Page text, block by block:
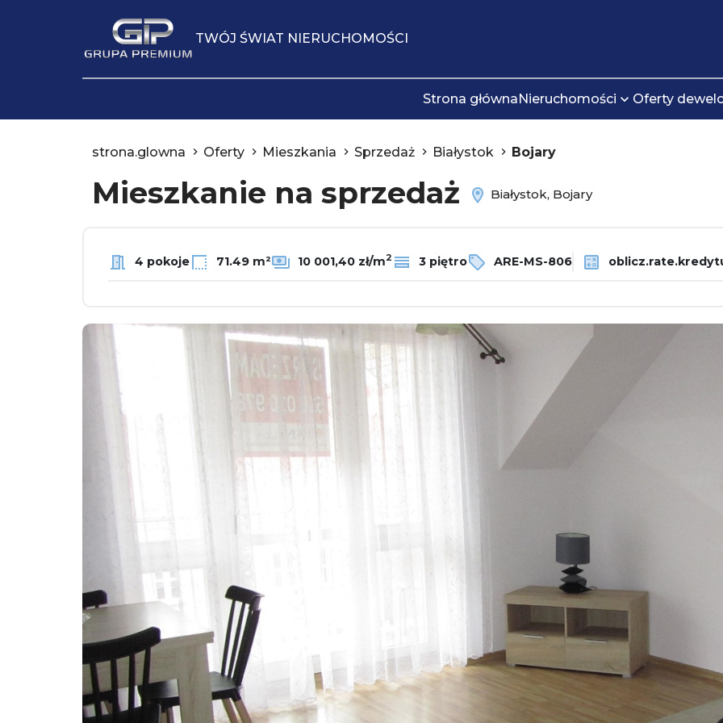
TWÓJ ŚWIAT NIERUCHOMOŚCI
Strona głównaNieruchomości Oferty
strona.glowna Oferty Mieszkania Sprzedaż Białystok Bojary
Mieszkanie na sprzedaż Białystok, Bojary
4 pokoje 71.49 m² 10 001,40 zł/m2 3 piętro ARE-MS-806